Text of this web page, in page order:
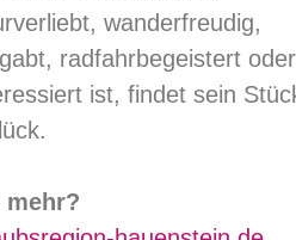
wanderfreudig,
radfahrbegeistert oder
ist, findet sein
mehr?